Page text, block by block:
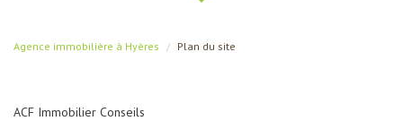
Agence immobilière à Hyères Plan du site
ACF Immobilier Conseils